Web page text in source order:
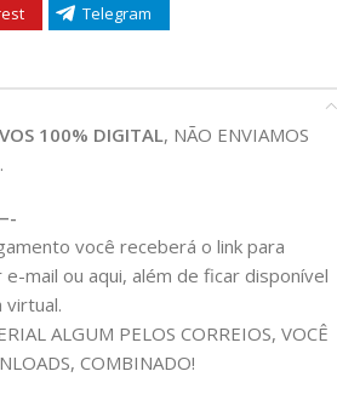
Telegram
100% DIGITAL, NÃO ENVIAMOS
você receberá o link para
mail ou aqui, além de ficar disponível
virtual.
ALGUM PELOS CORREIOS, VOCÊ
COMBINADO!